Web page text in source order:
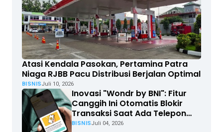
Atasi Kendala Pasokan, Pertamina Patra
Niaga RJBB Pacu Distribusi Berjalan Optimal
BISNISJuli 10, 2026
Inovasi "Wondr by BNI": Fitur
Canggih Ini Otomatis Blokir
Transaksi Saat Ada Telepon
Masuk
BISNISJuli 04, 2026